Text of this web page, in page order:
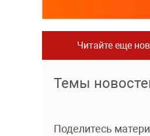
Читайте еще
Темы
Поделитесь